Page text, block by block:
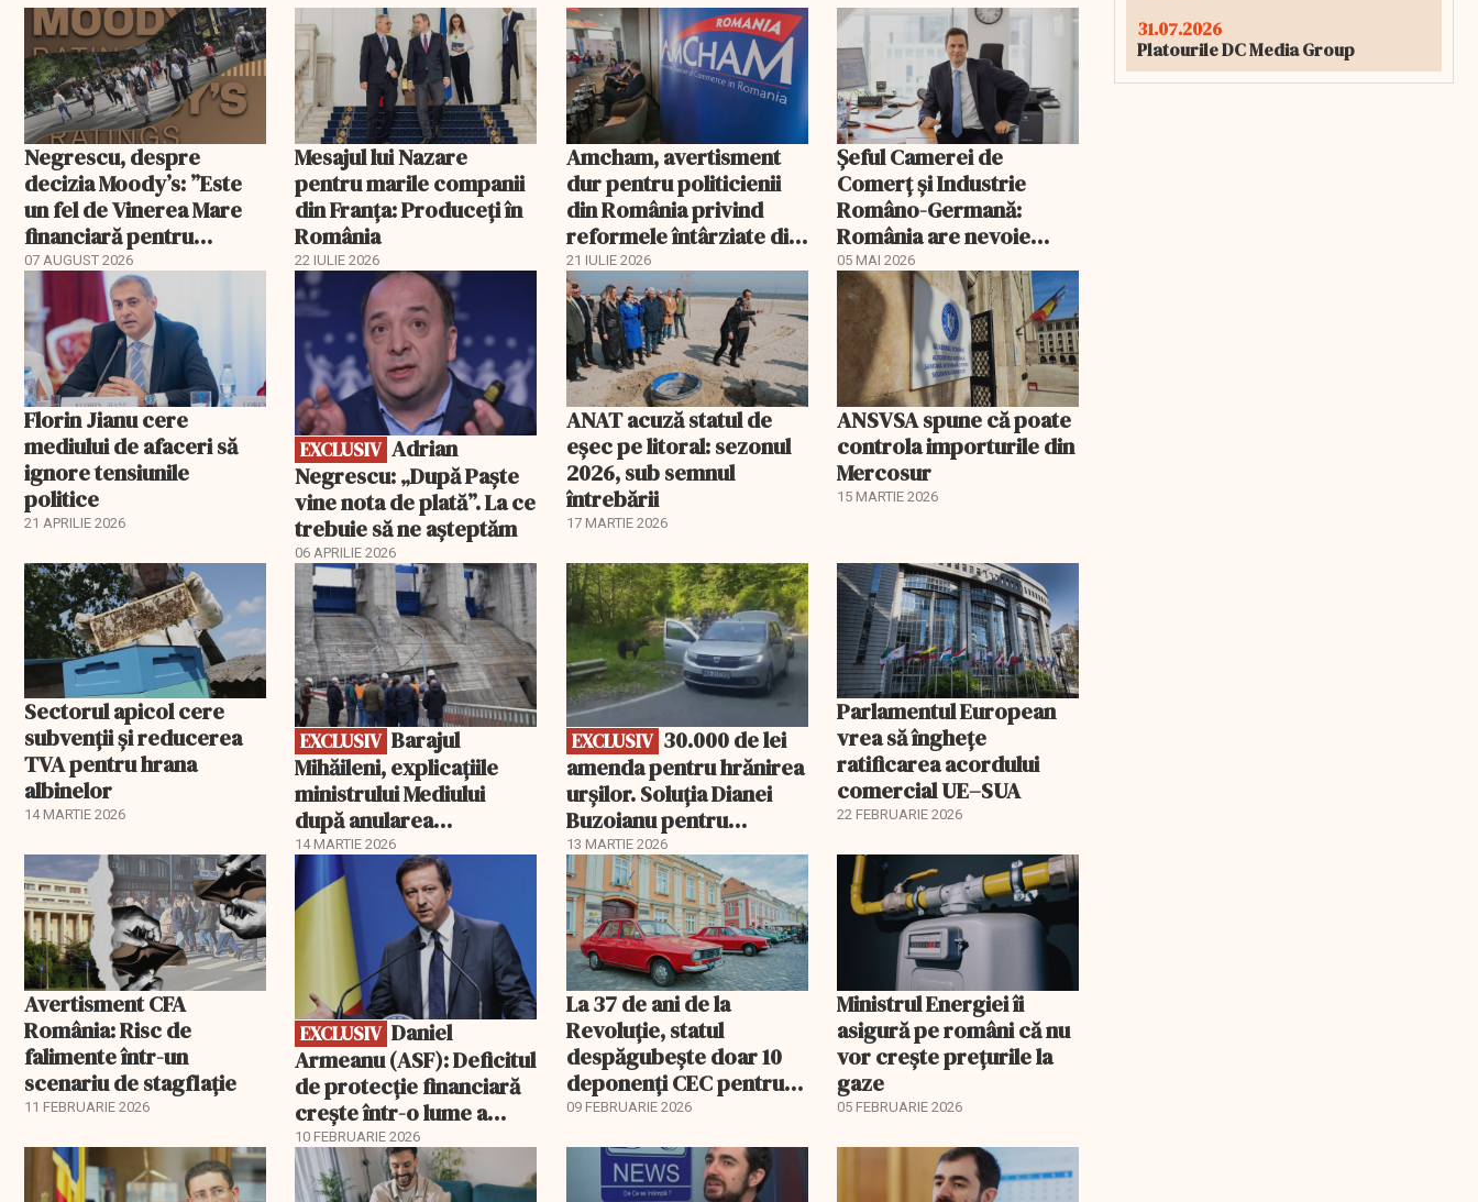
Negrescu, despre
decizia Moody’s: ”Este
un fel de Vinerea Mare
financiară pentru
România”. Miza nu se
încheie în această seară
07 AUGUST 2026
Mesajul lui Nazare
pentru marile companii
din Franța: Produceți în
România
22 IULIE 2026
Amcham, avertisment
dur pentru politicienii
din România privind
reformele întârziate din
PNRR
21 IULIE 2026
Șeful Camerei de
Comerț și Industrie
Româno-Germană:
România are nevoie
urgent de un nou
guvern
05 MAI 2026
Florin Jianu cere
mediului de afaceri să
ignore tensiunile
politice
21 APRILIE 2026
EXCLUSIV
EXCLUSIV Adrian
Negrescu: „După Paște
vine nota de plată”. La ce
trebuie să ne așteptăm
06 APRILIE 2026
ANAT acuză statul de
eșec pe litoral: sezonul
2026, sub semnul
întrebării
17 MARTIE 2026
ANSVSA spune că poate
controla importurile din
Mercosur
15 MARTIE 2026
Sectorul apicol cere
subvenții și reducerea
TVA pentru hrana
albinelor
14 MARTIE 2026
EXCLUSIV
EXCLUSIV Barajul
Mihăileni, explicațiile
ministrului Mediului
după anularea
autorizației
14 MARTIE 2026
EXCLUSIV
EXCLUSIV
amenda pentru hrănirea
urșilor. Soluția Dianei
Buzoianu pentru
aplicarea legii
13 MARTIE 2026
Parlamentul European
vrea să înghețe
ratificarea acordului
comercial UE–SUA
22 FEBRUARIE 2026
Avertisment CFA
România: Risc de
falimente într-un
scenariu de stagflație
11 FEBRUARIE 2026
EXCLUSIV
EXCLUSIV Daniel
Armeanu (ASF): Deficitul
de protecție financiară
crește într-o lume a
riscurilor multiple și a
revoluțiilor tehnologice
10 FEBRUARIE 2026
La 37 de ani de la
Revoluție, statul
despăgubește doar 10
deponenți CEC pentru
banii de Dacia
09 FEBRUARIE 2026
Ministrul Energiei îi
asigură pe români că nu
vor creşte preţurile la
gaze
05 FEBRUARIE 2026
EXCLUSIV
31.07.2026
Platourile DC Media Group